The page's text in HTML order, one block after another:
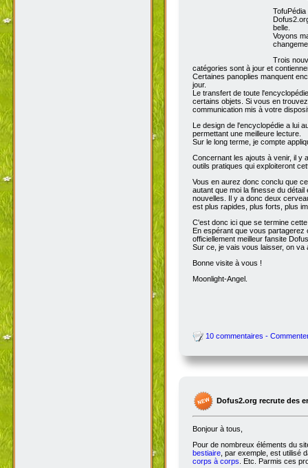
belle.
Voyons
Trois
catégories sont à jour et
Certaines panoplies manquent
jour.
Le transfert de toute
certains objets. Si vous en
communication mis à votre
Le design de l'encyclopédie a lui
permettant une meilleure lecture.
Sur le long terme, je compte
Concernant les ajouts à venir, il y
outils pratiques qui exploiteront
Vous en aurez donc conclu que
autant que moi la finesse du
nouvelles. Il y a donc deux
est plus rapides, plus forts, plus
C'est donc ici que se termine
En espérant que vous
officiellement meilleur fansite
Sur ce, je vais vous laisser, on va
Bonne visite à vous !
Moonlight-Angel.
10 commentaires -
Dofus2.org recrute des
Bonjour à tous,
Pour de nombreux éléments du
bestiaire, par exemple, est utilisé
corps à corps. Etc. Parmis ces